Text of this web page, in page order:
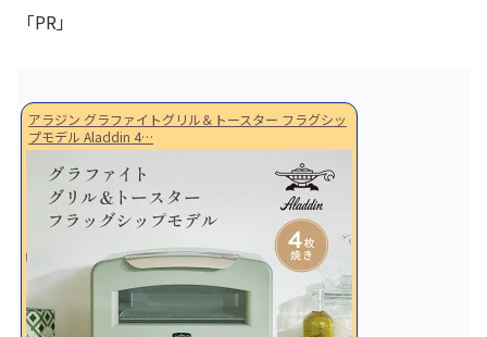
「PR」
アラジン グラファイトグリル＆トースター フラグシッ
プモデル Aladdin 4…